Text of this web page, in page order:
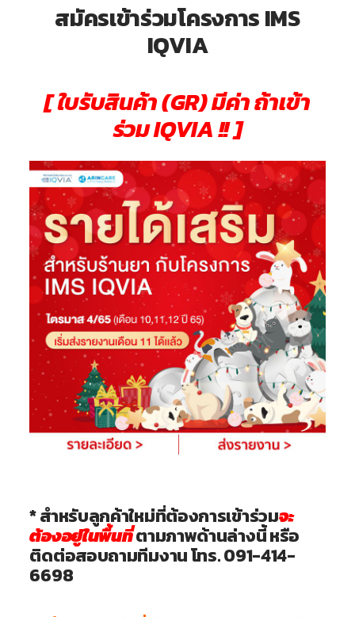
สมัครเข้าร่วมโครงการ IMS
IQVIA
[ ใบรับสินค้า (GR) มีค่า ถ้าเข้า
ร่วม IQVIA !! ]
* สำหรับลูกค้าใหม่ที่ต้องการเข้าร่วมจะ
ต้องอยู่ในพื้นที่ตามภาพด้านล่างนี้ หรือ
ติดต่อสอบถามทีมงาน โทร. 091-414-
6698